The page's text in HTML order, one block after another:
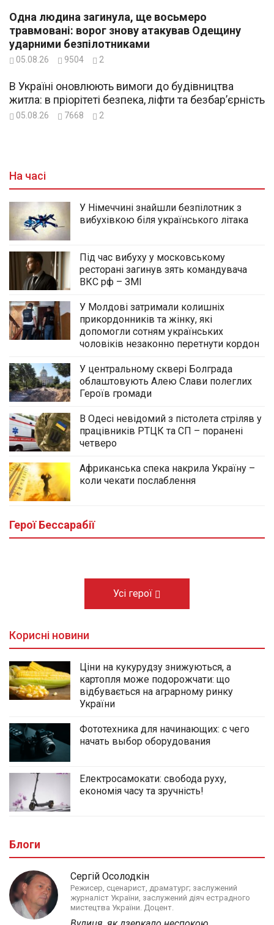
Одна людина загинула, ще восьмеро
травмовані: ворог знову атакував Одещину
ударними безпілотниками
05.08.26 9504 2
В Україні оновлюють вимоги до будівництва
житла: в пріорітеті безпека, ліфти та безбар’єрність
05.08.26 7668 2
На часі
У Німеччині знайшли безпілотник з
вибухівкою біля українського літака
Під час вибуху у московському
ресторані загинув зять командувача
ВКС рф – ЗМІ
У Молдові затримали колишніх
прикордонників та жінку, які
допомогли сотням українських
чоловіків незаконно перетнути кордон
У центральному сквері Болграда
облаштовують Алею Слави полеглих
Героїв громади
В Одесі невідомий з пістолета стріляв у
працівників РТЦК та СП – поранені
четверо
Африканська спека накрила Україну –
коли чекати послаблення
Герої Бессарабії
У центральному сквері Болграда
облаштовують Алею Слави полеглих
Героїв громади
03.08.2026
Усі герої
Корисні новини
Ціни на кукурудзу знижуються, а
картопля може подорожчати: що
відбувається на аграрному ринку
України
Фототехника для начинающих: с чего
начать выбор оборудования
Електросамокати: свобода руху,
економія часу та зручність!
Блоги
Сергій Осолодкін
Режисер, сценарист, драматург; заслужений
журналіст України, заслужений діяч естрадного
мистецтва України. Доцент.